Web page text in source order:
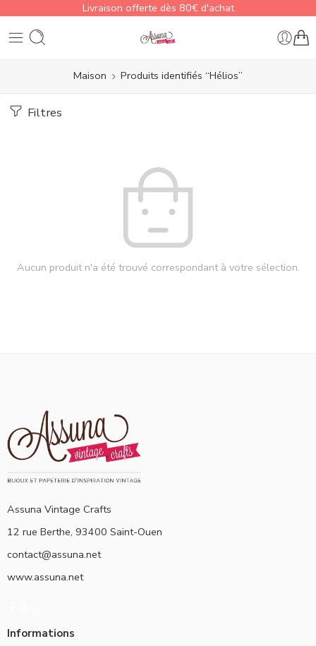
Livraison offerte dès 80€ d'achat
Maison Produits identifiés “Hélios”
Filtres
Aucun produit n'a été trouvé correspondant à votre sélection.
Assuna Vintage Crafts
12 rue Berthe, 93400 Saint-Ouen
contact@assuna.net
www.assuna.net
Informations